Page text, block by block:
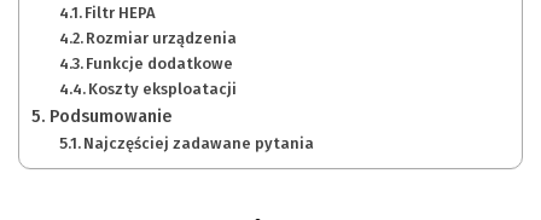
Filtr HEPA
Rozmiar urządzenia
Funkcje dodatkowe
Koszty eksploatacji
Podsumowanie
Najczęściej zadawane pytania